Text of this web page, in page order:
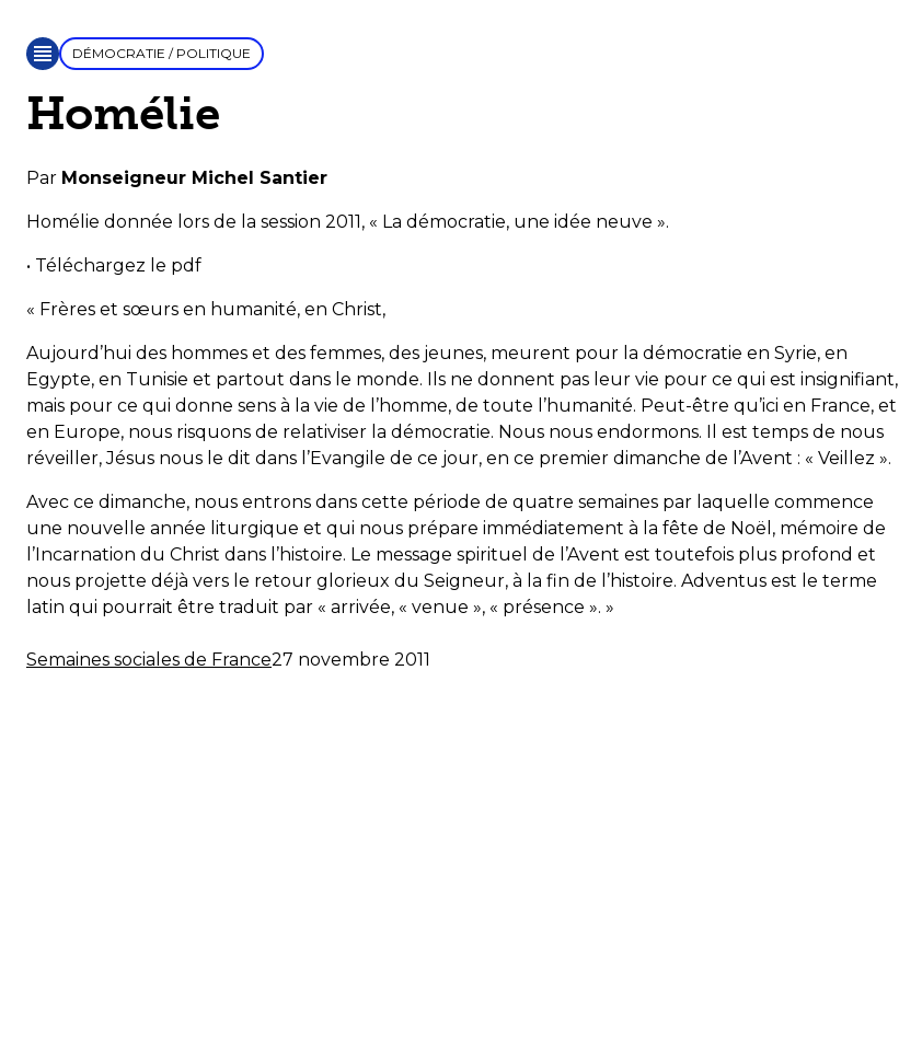
DÉMOCRATIE / POLITIQUE
Homélie
Par Monseigneur Michel Santier
Homélie donnée lors de la session 2011, « La démocratie, une idée neuve ».
• Téléchargez le pdf
« Frères et sœurs en humanité, en Christ,
Aujourd’hui des hommes et des femmes, des jeunes, meurent pour la démocratie en Syrie, en
Egypte, en Tunisie et partout dans le monde. Ils ne donnent pas leur vie pour ce qui est insignifiant,
mais pour ce qui donne sens à la vie de l’homme, de toute l’humanité. Peut-être qu’ici en France, et
en Europe, nous risquons de relativiser la démocratie. Nous nous endormons. Il est temps de nous
réveiller, Jésus nous le dit dans l’Evangile de ce jour, en ce premier dimanche de l’Avent : « Veillez ».
Avec ce dimanche, nous entrons dans cette période de quatre semaines par laquelle commence
une nouvelle année liturgique et qui nous prépare immédiatement à la fête de Noël, mémoire de
l’Incarnation du Christ dans l’histoire. Le message spirituel de l’Avent est toutefois plus profond et
nous projette déjà vers le retour glorieux du Seigneur, à la fin de l’histoire. Adventus est le terme
latin qui pourrait être traduit par « arrivée, « venue », « présence ». »
Semaines sociales de France27 novembre 2011